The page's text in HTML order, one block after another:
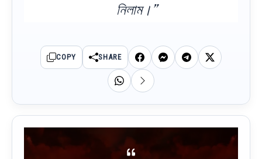
নিলাম।”
COPY SHARE